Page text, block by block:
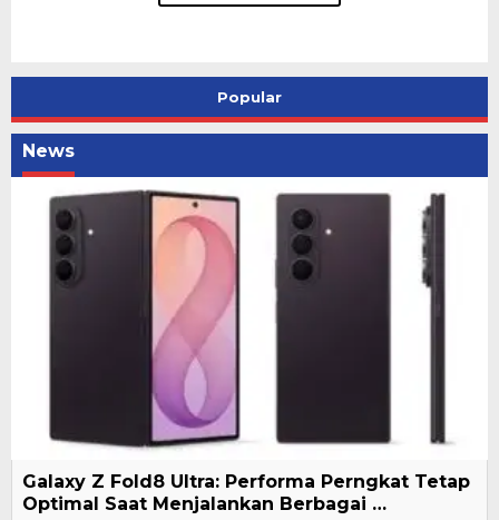
Popular
News
Galaxy Z Fold8 Ultra: Performa Perngkat Tetap
Optimal Saat Menjalankan Berbagai …